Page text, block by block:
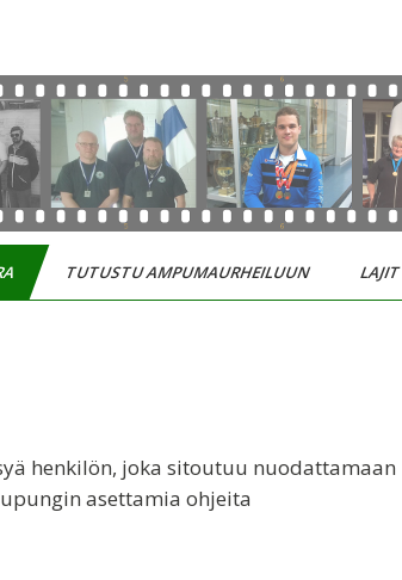
TUTUSTU AMPUMAURHEILUUN LAJIT
henkilön, joka sitoutuu nuodattamaan
asettamia ohjeita